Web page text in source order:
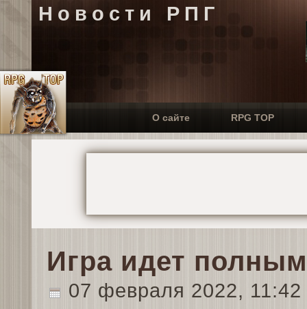
Новости РПГ
О сайте RPG TOP
Игра идет
07 февраля 2022, 11:42